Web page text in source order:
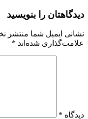
دیدگاهتان را بنویسید
نشانی ایمیل شما منتشر
علامت‌گذاری شده‌اند *
دیدگاه *